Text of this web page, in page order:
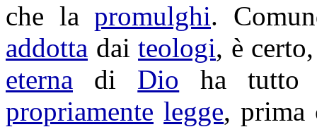
che lapromulghi.
addotta daiteologi, è
eterna di Dio ha
propriamente legge,